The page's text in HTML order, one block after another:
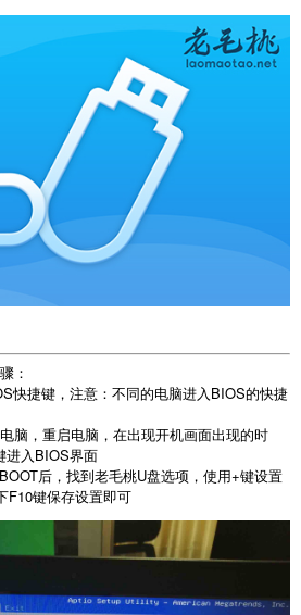
：
快捷键，注意：不同的电脑进入BIOS的快捷
脑，重启电脑，在出现开机画面出现的时
进入BIOS界面
后，找到老毛桃U盘选项，使用+键设置
F10键保存设置即可